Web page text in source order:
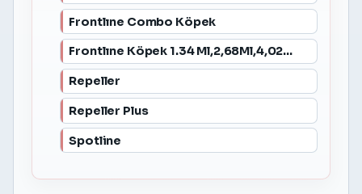
Frontlıne Combo Köpek
Frontlıne Köpek 1.34 Ml,2,68Ml,4,02Ml
Repeller
Repeller Plus
Spotline